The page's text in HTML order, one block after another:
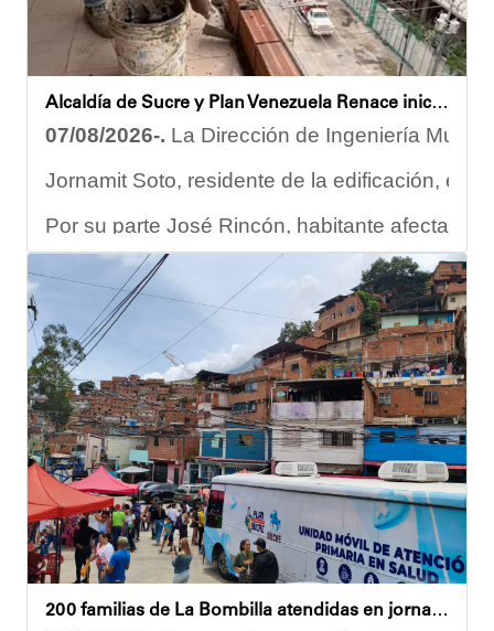
Alcaldía de Sucre y Plan Venezuela Renace iniciaron demolición de fachadas en Residencias Los Dos Caminos
07/08/2026-. La Dirección de Ingeniería
Jornamit Soto, residente de la edificación,
Por su parte José Rincón, habitante afectado
“El proceso comenzó con una primera
Ante la emergencia, los vecinos del referido
Las cuadrillas de trabajo permanecen
Yois Coellar
200 familias de La Bombilla atendidas en jornada integral